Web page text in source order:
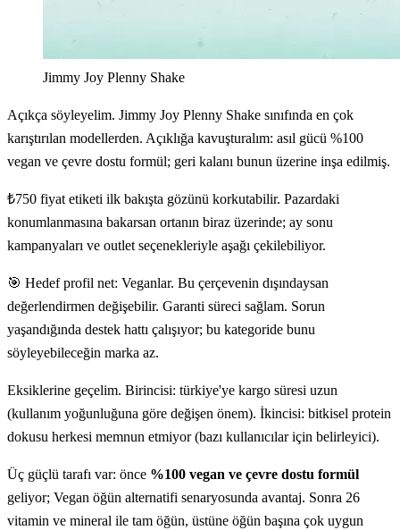
Jimmy Joy Plenny Shake
Açıkça söyleyelim. Jimmy Joy Plenny Shake sınıfında en çok
karıştırılan modellerden. Açıklığa kavuşturalım: asıl gücü %100
vegan ve çevre dostu formül; geri kalanı bunun üzerine inşa edilmiş.
₺750 fiyat etiketi ilk bakışta gözünü korkutabilir. Pazardaki
konumlanmasına bakarsan ortanın biraz üzerinde; ay sonu
kampanyaları ve outlet seçenekleriyle aşağı çekilebiliyor.
🎯 Hedef profil net: Veganlar. Bu çerçevenin dışındaysan
değerlendirmen değişebilir. Garanti süreci sağlam. Sorun
yaşandığında destek hattı çalışıyor; bu kategoride bunu
söyleyebileceğin marka az.
Eksiklerine geçelim. Birincisi: türkiye'ye kargo süresi uzun
(kullanım yoğunluğuna göre değişen önem). İkincisi: bitkisel protein
dokusu herkesi memnun etmiyor (bazı kullanıcılar için belirleyici).
Üç güçlü tarafı var: önce %100 vegan ve çevre dostu formül
geliyor; Vegan öğün alternatifi senaryosunda avantaj. Sonra 26
vitamin ve mineral ile tam öğün, üstüne öğün başına çok uygun